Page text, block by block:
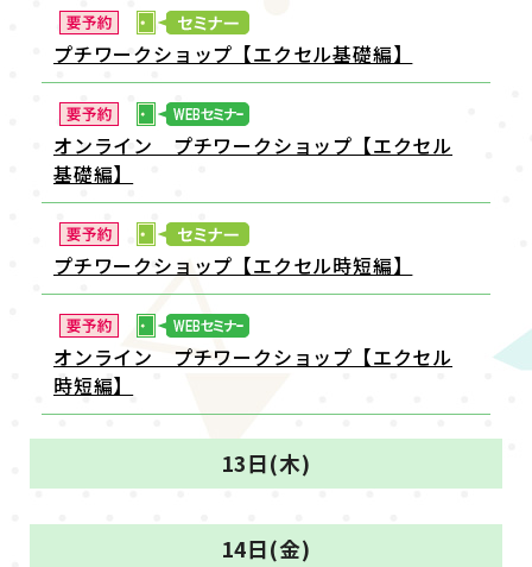
プチワークショップ【エクセル基礎編】
オンライン プチワークショップ【エクセル
基礎編】
プチワークショップ【エクセル時短編】
オンライン プチワークショップ【エクセル
時短編】
13日(木)
14日(金)